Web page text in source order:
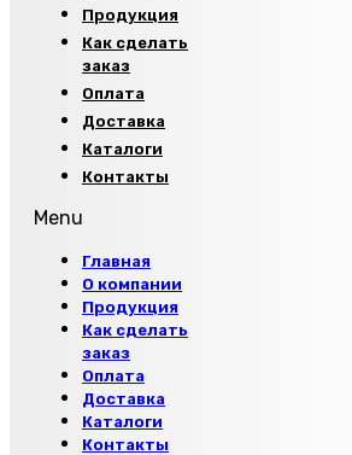
Продукция
Как сделать
заказ
Оплата
Доставка
Каталоги
Контакты
Menu
Главная
О компании
Продукция
Как сделать
заказ
Оплата
Доставка
Каталоги
Контакты